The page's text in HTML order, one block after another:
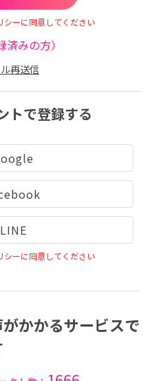
シーに同意してください
みの方）
再送信
トで登録する
LINE
シーに同意してください
かかるサービスで